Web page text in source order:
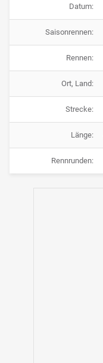
Datum:
Saisonrennen:
Rennen:
Ort, Land:
Strecke:
Länge:
Rennrunden: